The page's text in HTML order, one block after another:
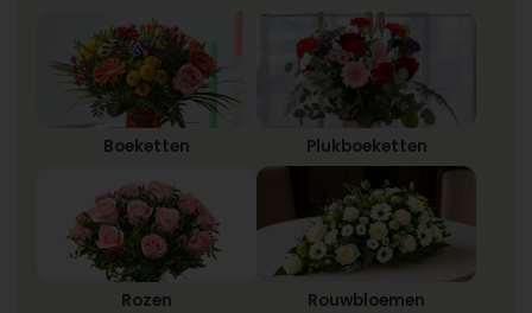
Boeketten Plukboeketten
Rozen Rouwbloemen